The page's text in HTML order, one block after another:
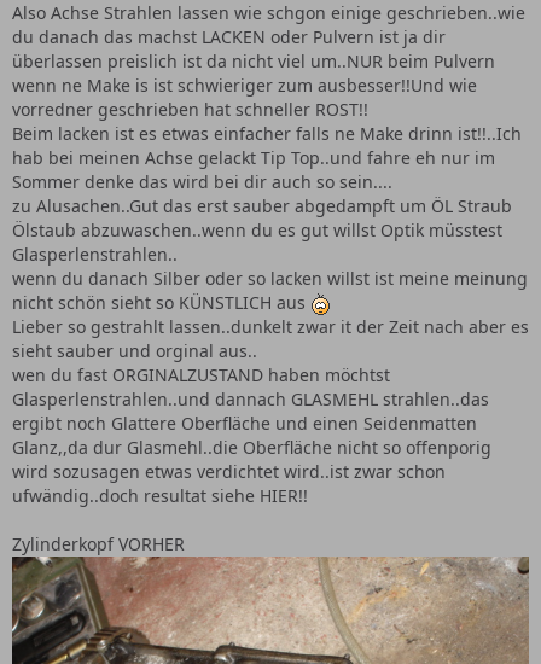
Also Achse Strahlen lassen wie schgon einige geschrieben..wie
du danach das machst LACKEN oder Pulvern ist ja dir
überlassen preislich ist da nicht viel um..NUR beim Pulvern
wenn ne Make is ist schwieriger zum ausbesser!!Und wie
vorredner geschrieben hat schneller ROST!!
Beim lacken ist es etwas einfacher falls ne Make drinn ist!!..Ich
hab bei meinen Achse gelackt Tip Top..und fahre eh nur im
Sommer denke das wird bei dir auch so sein....
zu Alusachen..Gut das erst sauber abgedampft um ÖL Straub
Ölstaub abzuwaschen..wenn du es gut willst Optik müsstest
Glasperlenstrahlen..
wenn du danach Silber oder so lacken willst ist meine meinung
nicht schön sieht so KÜNSTLICH aus
Lieber so gestrahlt lassen..dunkelt zwar it der Zeit nach aber es
sieht sauber und orginal aus..
wen du fast ORGINALZUSTAND haben möchtst
Glasperlenstrahlen..und dannach GLASMEHL strahlen..das
ergibt noch Glattere Oberfläche und einen Seidenmatten
Glanz,,da dur Glasmehl..die Oberfläche nicht so offenporig
wird sozusagen etwas verdichtet wird..ist zwar schon
ufwändig..doch resultat siehe HIER!!
Zylinderkopf VORHER